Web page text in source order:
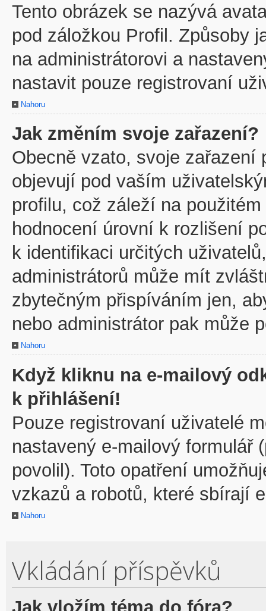
Tento obrázek se nazývá
pod záložkou Profil. Způsoby
na administrátorovi a
nastavit pouze registrovaní
Nahoru
Jak změním svoje zařazení?
Obecně vzato, svoje zařazení
objevují pod vaším
profilu, což záleží na
hodnocení úrovní k rozlišení
k identifikaci určitých
administrátorů může mít
zbytečným přispíváním jen,
nebo administrátor pak může
Nahoru
Když kliknu na e-mailový
k přihlášení!
Pouze registrovaní uživatelé
nastavený e-mailový formulář
povolil). Toto opatření
vzkazů a robotů, které sbírají
Nahoru
Vkládání příspěvků